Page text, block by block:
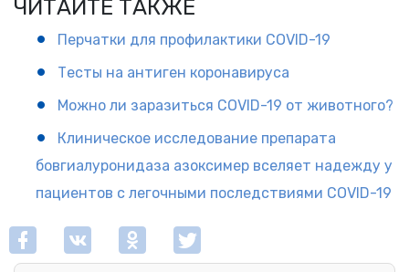
ЧИТАЙТЕ ТАКЖЕ
Перчатки для профилактики COVID-19
Тесты на антиген коронавируса
Можно ли заразиться COVID-19 от животного?
Клиническое исследование препарата
бовгиалуронидаза азоксимер вселяет надежду у
пациентов с легочными последствиями COVID-19